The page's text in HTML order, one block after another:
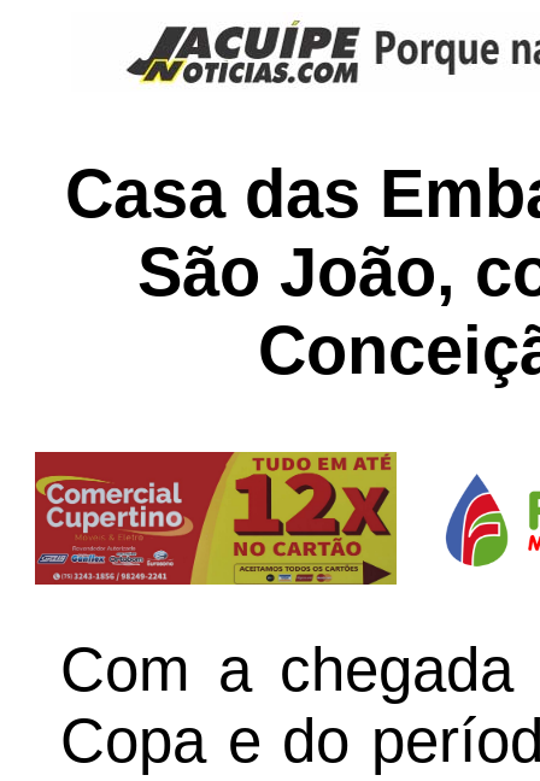
Casa das
São João,
Com a
Copa e do